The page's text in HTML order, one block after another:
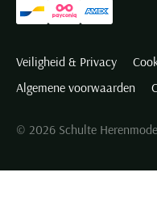
Veiligheid & Privacy
Algemene voorwaarden
© 2026 Schulte Herenmode